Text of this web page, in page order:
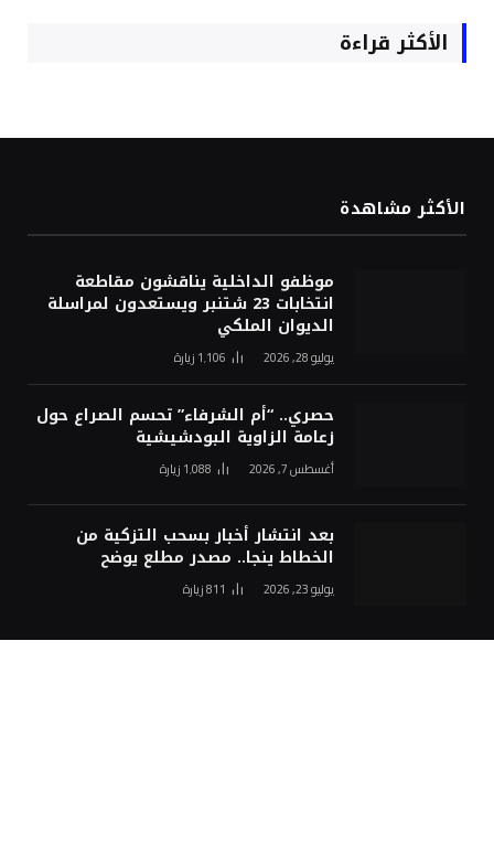
الأكثر قراءة
الأكثر مشاهدة
موظفو الداخلية يناقشون مقاطعة
انتخابات 23 شتنبر ويستعدون لمراسلة
الديوان الملكي
يوليو 28, 2026 1٬106 زيارة
حصري.. “أم الشرفاء” تحسم الصراع حول
زعامة الزاوية البودشيشية
أغسطس 7, 2026 1٬088 زيارة
بعد انتشار أخبار بسحب التزكية من
الخطاط ينجا.. مصدر مطلع يوضح
يوليو 23, 2026 811زيارة